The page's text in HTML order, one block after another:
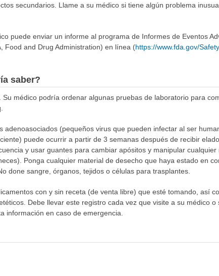
secundarios. Llame a su médico si tiene algún problema
puede enviar un informe al programa de Informes de Eventos
Food and Drug Administration) en línea (https://www.fda.gov/
saber?
médico podría ordenar algunas pruebas de laboratorio para
(pequeños virus que pueden infectar al ser
puede ocurrir a partir de 3 semanas después de recibir
y usar guantes para cambiar apósitos y manipular cualquier
Ponga cualquier material de desecho que haya estado en
done sangre, órganos, tejidos o células para trasplantes.
con y sin receta (de venta libre) que esté tomando, así
Debe llevar este registro cada vez que visite a su médico o
información en caso de emergencia.